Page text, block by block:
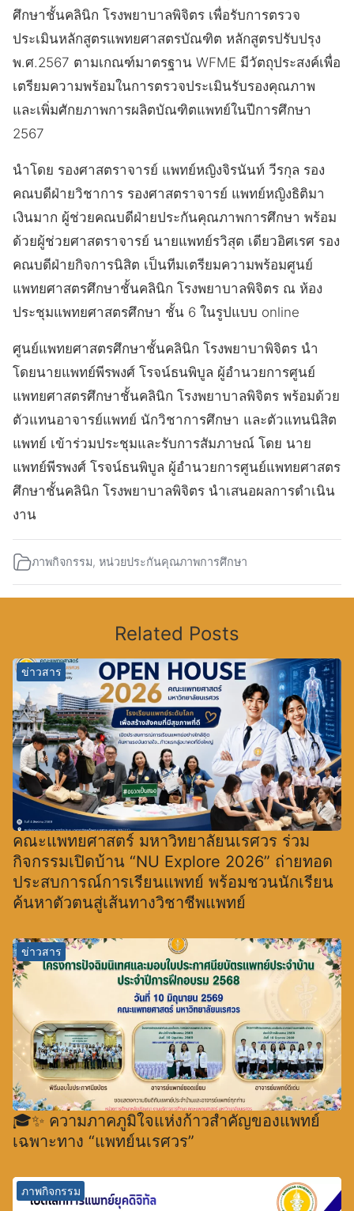
ศึกษาชั้นคลินิก โรงพยาบาลพิจิตร เพื่อรับการตรวจ
ประเมินหลักสูตรแพทยศาสตรบัณฑิต หลักสูตรปรับปรุง
พ.ศ.2567 ตามเกณฑ์มาตรฐาน WFME มีวัตถุประสงค์เพื่อ
เตรียมความพร้อมในการตรวจประเมินรับรองคุณภาพ
และเพิ่มศักยภาพการผลิตบัณฑิตแพทย์ในปีการศึกษา
2567
นำโดย รองศาสตราจารย์ แพทย์หญิงจิรนันท์ วีรกุล รอง
คณบดีฝ่ายวิชาการ รองศาสตราจารย์ แพทย์หญิงธิติมา
เงินมาก ผู้ช่วยคณบดีฝ่ายประกันคุณภาพการศึกษา พร้อม
ด้วยผู้ช่วยศาสตราจารย์ นายแพทย์รวิสุต เดียวอิศเรศ รอง
คณบดีฝ่ายกิจการนิสิต เป็นทีมเตรียมความพร้อมศูนย์
แพทยศาสตรศึกษาชั้นคลินิก โรงพยาบาลพิจิตร ณ ห้อง
ประชุมแพทยศาสตรศึกษา ชั้น 6 ในรูปแบบ online
ศูนย์แพทยศาสตรศึกษาชั้นคลินิก โรงพยาบาพิจิตร นำ
โดยนายแพทย์พีรพงศ์ โรจน์ธนพิบูล ผู้อำนวยการศูนย์
แพทยศาสตรศึกษาชั้นคลินิก โรงพยาบาลพิจิตร พร้อมด้วย
ตัวแทนอาจารย์แพทย์ นักวิชาการศึกษา และตัวแทนนิสิต
แพทย์ เข้าร่วมประชุมและรับการสัมภาษณ์ โดย นาย
แพทย์พีรพงศ์ โรจน์ธนพิบูล ผู้อำนวยการศูนย์แพทยศาสตร
ศึกษาชั้นคลินิก โรงพยาบาลพิจิตร นำเสนอผลการดำเนิน
งาน
ภาพกิจกรรม, หน่วยประกันคุณภาพการศึกษา
Related Posts
ข่าวสาร
คณะแพทยศาสตร์ มหาวิทยาลัยนเรศวร ร่วม
กิจกรรมเปิดบ้าน “NU Explore 2026” ถ่ายทอด
ประสบการณ์การเรียนแพทย์ พร้อมชวนนักเรียน
ค้นหาตัวตนสู่เส้นทางวิชาชีพแพทย์
ข่าวสาร
🎓✨ ความภาคภูมิใจแห่งก้าวสำคัญของแพทย์
เฉพาะทาง “แพทย์นเรศวร”
ภาพกิจกรรม